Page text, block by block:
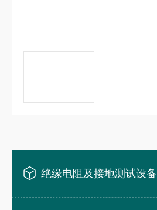
绝缘电阻及接地测试设备